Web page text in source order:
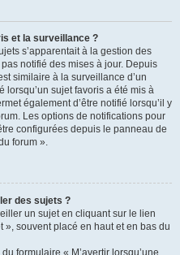
et la surveillance ?
s’apparentait à la gestion des
notifié des mises à jour. Depuis
similaire à la surveillance d’un
lorsqu’un sujet favoris a été mis à
également d’être notifié lorsqu’il y
Les options de notifications pour
configurées depuis le panneau de
forum ».
des sujets ?
un sujet en cliquant sur le lien
souvent placé en haut et en bas du
formulaire « M’avertir lorsqu’une